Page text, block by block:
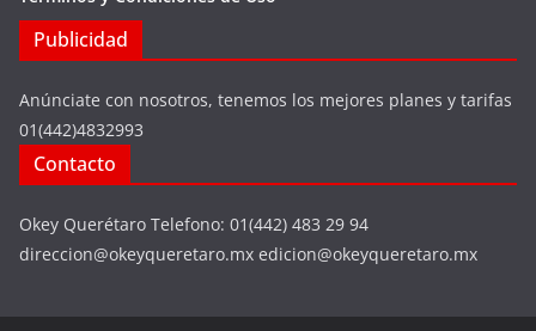
Publicidad
Anúnciate con nosotros, tenemos los mejores planes y tarifas
01(442)4832993
Contacto
Okey Querétaro Telefono: 01(442) 483 29 94
direccion@okeyqueretaro.mx edicion@okeyqueretaro.mx